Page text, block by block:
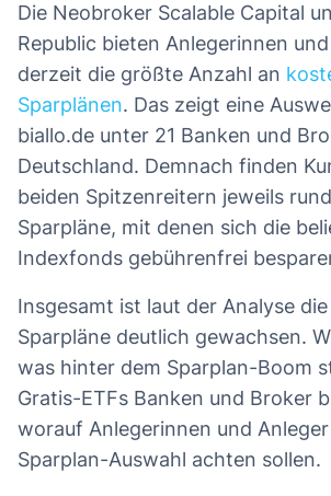
Die Neobroker Scalable Capital
Republic bieten Anlegerinnen
derzeit die größte Anzahl an
Sparplänen. Das zeigt eine
biallo.de unter 21 Banken und
Deutschland. Demnach finden
beiden Spitzenreitern jeweils
Sparpläne, mit denen sich die
Indexfonds gebührenfrei
Insgesamt ist laut der Analyse
Sparpläne deutlich gewachsen.
was hinter dem Sparplan-Boom
Gratis-ETFs Banken und Broker
worauf Anlegerinnen und
Sparplan-Auswahl achten sollen.